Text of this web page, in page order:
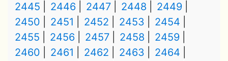
2445
2446 2447 2448
2449
2450
2451 2452 2453
2454
2455
2456 2457 2458
2459
2460
2461 2462 2463
2464